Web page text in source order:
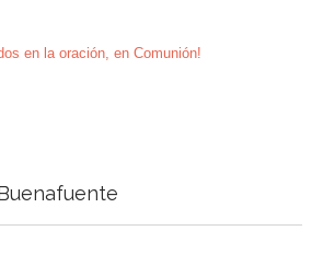
en la oración, en Comunión!